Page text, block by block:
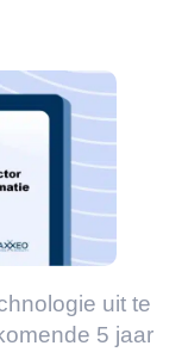
uit te
5 jaar